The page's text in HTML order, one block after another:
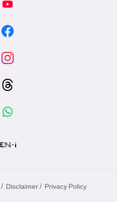
/ Disclaimer / Privacy Policy